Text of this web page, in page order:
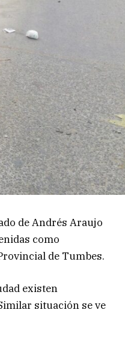
de Andrés Araujo
como
de Tumbes.
existen
situación se ve